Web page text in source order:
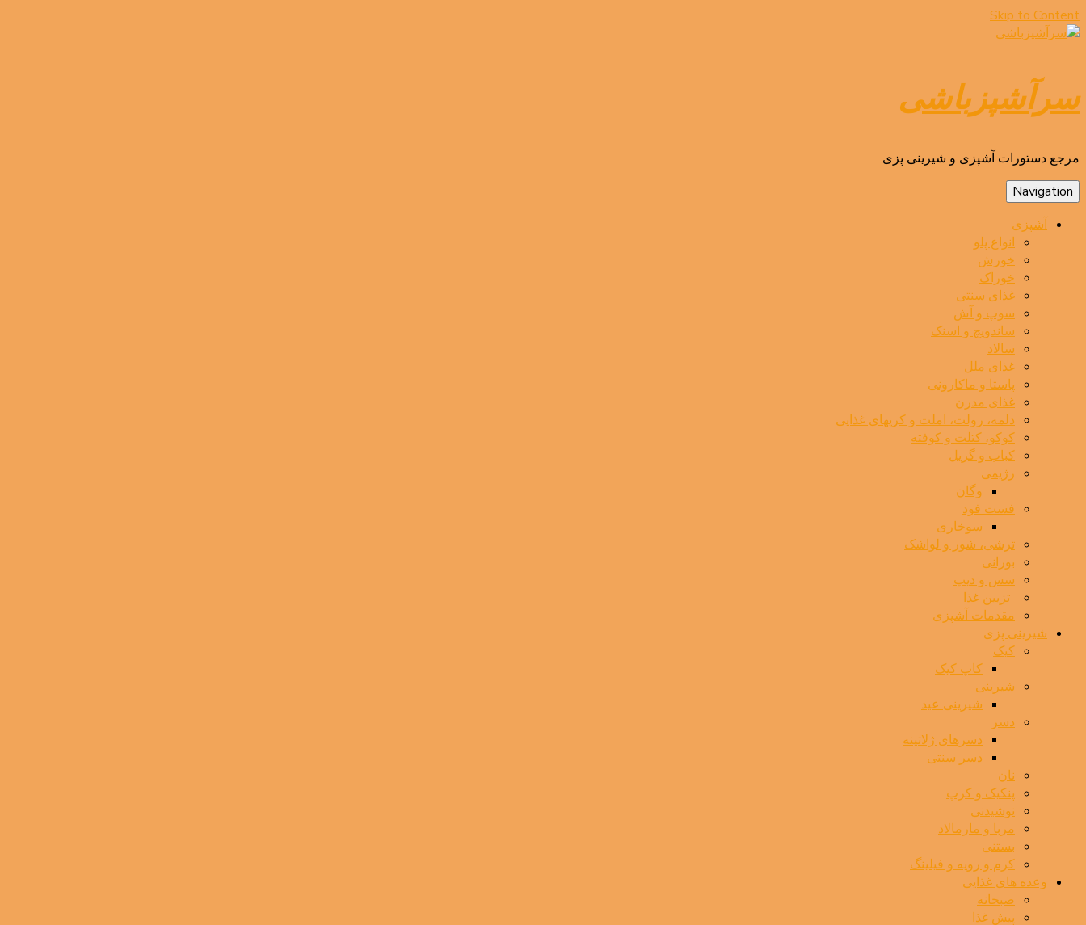
Skip to Content
سرآشپزباشی
مرجع دستورات آشپزی و شیرینی پزی
Navigation
آشپزی
انواع پلو
خورش
خوراک
غذای سنتی
سوپ و آش
ساندویچ و اسنک
سالاد
غذای ملل
پاستا و ماکارونی
غذای مدرن
دلمه، رولت، املت و کرپهای غذایی
کوکو، کتلت و کوفته
کباب و گریل
رژیمی
وگان
فست فود
سوخاری
ترشی، شور و لواشک
بورانی
سس و دیپ
⁯ ‌ تزیین غذا
مقدمات آشپزی
شیرینی پزی
کیک
کاپ کیک
شیرینی
شیرینی عید
دسر
دسرهای ژلاتینه
دسر سنتی
نان
پنکیک و کرپ
نوشیدنی
مربا و مارمالاد
بستنی
کرم و رویه و فیلینگ
وعده های غذایی
صبحانه
پیش غذا